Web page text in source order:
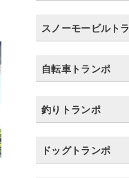
スノーモービルト
自転車トランポ
釣りトランポ
ドッグトランポ